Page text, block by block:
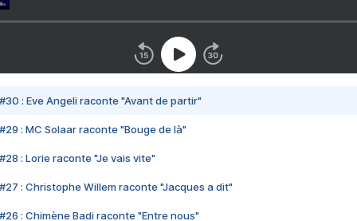
#30 : Eve Angeli raconte "Avant de partir"
#29 : MC Solaar raconte "Bouge de là"
#28 : Lorie raconte "Je vais vite"
#27 : Christophe Willem raconte "Jacques a dit"
#26 : Chimène Badi raconte "Entre nous"